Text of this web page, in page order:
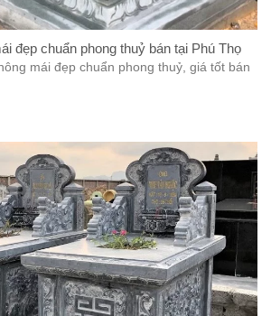
đẹp chuẩn phong thuỷ bán tại Phú Thọ
mái đẹp chuẩn phong thuỷ, giá tốt bán